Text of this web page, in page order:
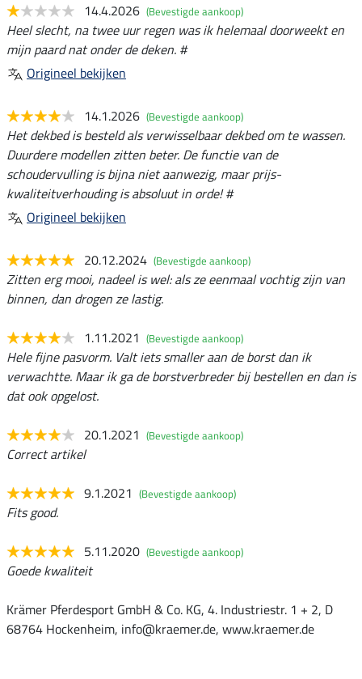
14.4.2026 (Bevestigde aankoop)
Heel slecht, na twee uur regen was ik helemaal doorweekt en
mijn paard nat onder de deken. #
Origineel bekijken
14.1.2026 (Bevestigde aankoop)
Het dekbed is besteld als verwisselbaar dekbed om te wassen.
Duurdere modellen zitten beter. De functie van de
schoudervulling is bijna niet aanwezig, maar prijs-
kwaliteitverhouding is absoluut in orde! #
Origineel bekijken
20.12.2024 (Bevestigde aankoop)
Zitten erg mooi, nadeel is wel: als ze eenmaal vochtig zijn van
binnen, dan drogen ze lastig.
1.11.2021 (Bevestigde aankoop)
Hele fijne pasvorm. Valt iets smaller aan de borst dan ik
verwachtte. Maar ik ga de borstverbreder bij bestellen en dan is
dat ook opgelost.
20.1.2021 (Bevestigde aankoop)
Correct artikel
9.1.2021 (Bevestigde aankoop)
Fits good.
5.11.2020 (Bevestigde aankoop)
Goede kwaliteit
Krämer Pferdesport GmbH & Co. KG, 4. Industriestr. 1 + 2, D
68764 Hockenheim, info@kraemer.de, www.kraemer.de